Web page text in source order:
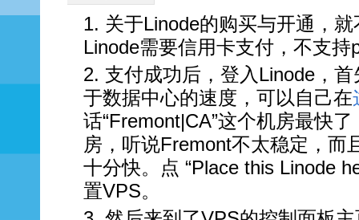
关于Linode的购买与开通，
Linode需要信用卡支付，不支持
支付成功后，登入Linode，
于数据中心的速度，可以自己在
话“Fremont|CA”这个机房最快
房，听说Fremont不太稳定，而
十分快。点 “Place this Linode
置VPS。